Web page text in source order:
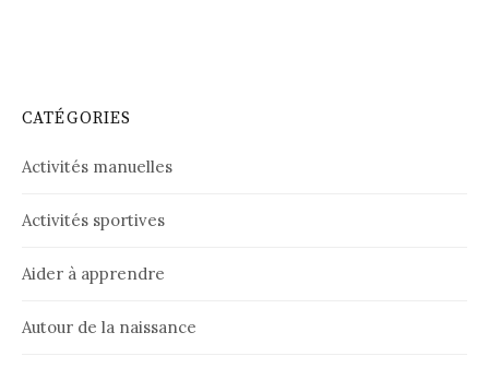
CATÉGORIES
Activités manuelles
Activités sportives
Aider à apprendre
Autour de la naissance